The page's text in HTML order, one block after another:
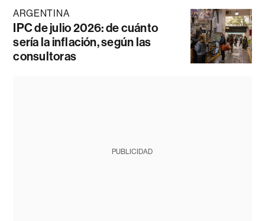
ARGENTINA
IPC de julio 2026: de cuánto
sería la inflación, según las
consultoras
PUBLICIDAD